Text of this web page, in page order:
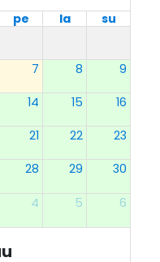
pe la su
7 8 9
14 15 16
21 22 23
28 29 30
4 5 6